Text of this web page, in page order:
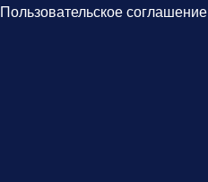
Пользовательское соглашение